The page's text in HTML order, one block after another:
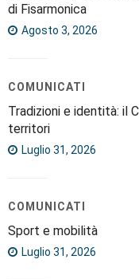
di Fisarmonica
Agosto 3, 2026
COMUNICATI
Tradizioni e identità: il
territori
Luglio 31, 2026
COMUNICATI
Sport e mobilità
Luglio 31, 2026